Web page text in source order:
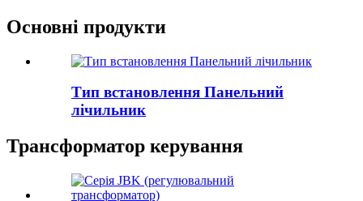
Основні продукти
Тип встановлення Панельний
лічильник
Трансформатор керування